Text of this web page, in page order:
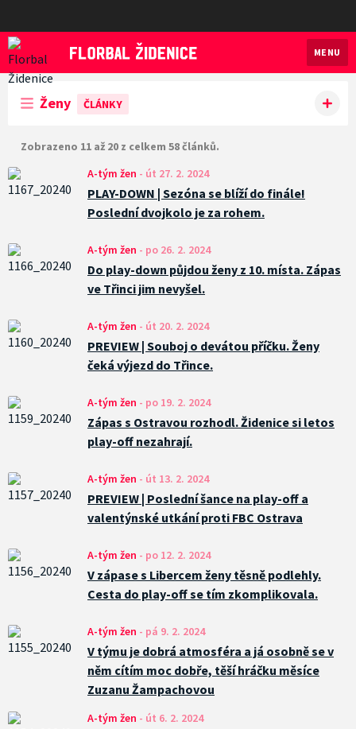
Florbal Židenice
MENU
Ženy ČLÁNKY
Zobrazeno 11 až 20 z celkem 58 článků.
A-tým žen - út 27. 2. 2024
PLAY-DOWN | Sezóna se blíží do finále!
Poslední dvojkolo je za rohem.
A-tým žen - po 26. 2. 2024
Do play-down půjdou ženy z 10. místa. Zápas
ve Třinci jim nevyšel.
A-tým žen - út 20. 2. 2024
PREVIEW | Souboj o devátou příčku. Ženy
čeká výjezd do Třince.
A-tým žen - po 19. 2. 2024
Zápas s Ostravou rozhodl. Židenice si letos
play-off nezahrají.
A-tým žen - út 13. 2. 2024
PREVIEW | Poslední šance na play-off a
valentýnské utkání proti FBC Ostrava
A-tým žen - po 12. 2. 2024
V zápase s Libercem ženy těsně podlehly.
Cesta do play-off se tím zkomplikovala.
A-tým žen - pá 9. 2. 2024
V týmu je dobrá atmosféra a já osobně se v
něm cítím moc dobře, těší hráčku měsíce
Zuzanu Žampachovou
A-tým žen - út 6. 2. 2024